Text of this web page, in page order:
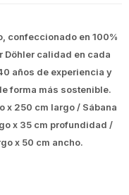
confeccionado en 100%
Döhler calidad en cada
años de experiencia y
forma más sostenible.
x 250 cm largo / Sábana
x 35 cm profundidad /
x 50 cm ancho.